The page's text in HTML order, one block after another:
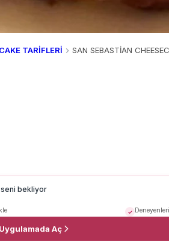
TARİFLERİ SAN SEBASTİAN
seni bekliyor
Uygulamada Aç